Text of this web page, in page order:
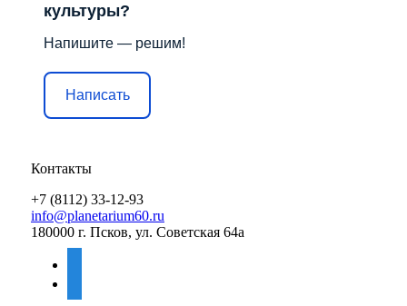
культуры?
Напишите — решим!
Написать
Контакты
+7 (8112) 33-12-93
info@planetarium60.ru
180000 г. Псков, ул. Советская 64а